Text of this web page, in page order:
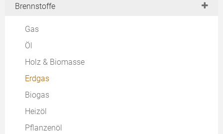
Contracting
Jahresdauerlinie
Stromkennzahl
Netzgeführt
Brennstoffe
Gas
Öl
Holz & Biomasse
Erdgas
Biogas
Heizöl
Pflanzenöl